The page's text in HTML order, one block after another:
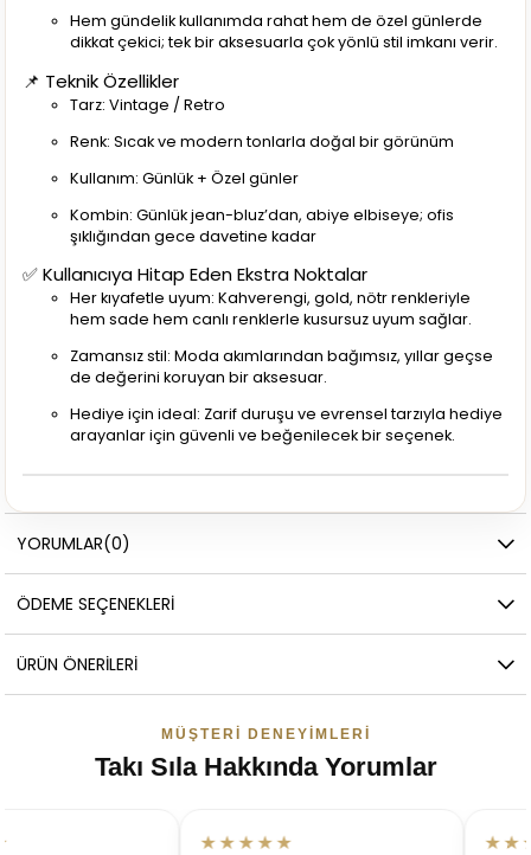
Hem gündelik kullanımda rahat hem de özel günlerde
dikkat çekici; tek bir aksesuarla çok yönlü stil imkanı verir.
📌 Teknik Özellikler
Tarz: Vintage / Retro
Renk: Sıcak ve modern tonlarla doğal bir görünüm
Kullanım: Günlük + Özel günler
Kombin: Günlük jean-bluz’dan, abiye elbiseye; ofis
şıklığından gece davetine kadar
✅ Kullanıcıya Hitap Eden Ekstra Noktalar
Her kıyafetle uyum: Kahverengi, gold, nötr renkleriyle
hem sade hem canlı renklerle kusursuz uyum sağlar.
Zamansız stil: Moda akımlarından bağımsız, yıllar geçse
de değerini koruyan bir aksesuar.
Hediye için ideal: Zarif duruşu ve evrensel tarzıyla hediye
arayanlar için güvenli ve beğenilecek bir seçenek.
YORUMLAR(0)
ÖDEME SEÇENEKLERI
ÜRÜN ÖNERILERI
MÜŞTERI DENEYIMLERI
Takı Sıla Hakkında Yorumlar
★★★★★